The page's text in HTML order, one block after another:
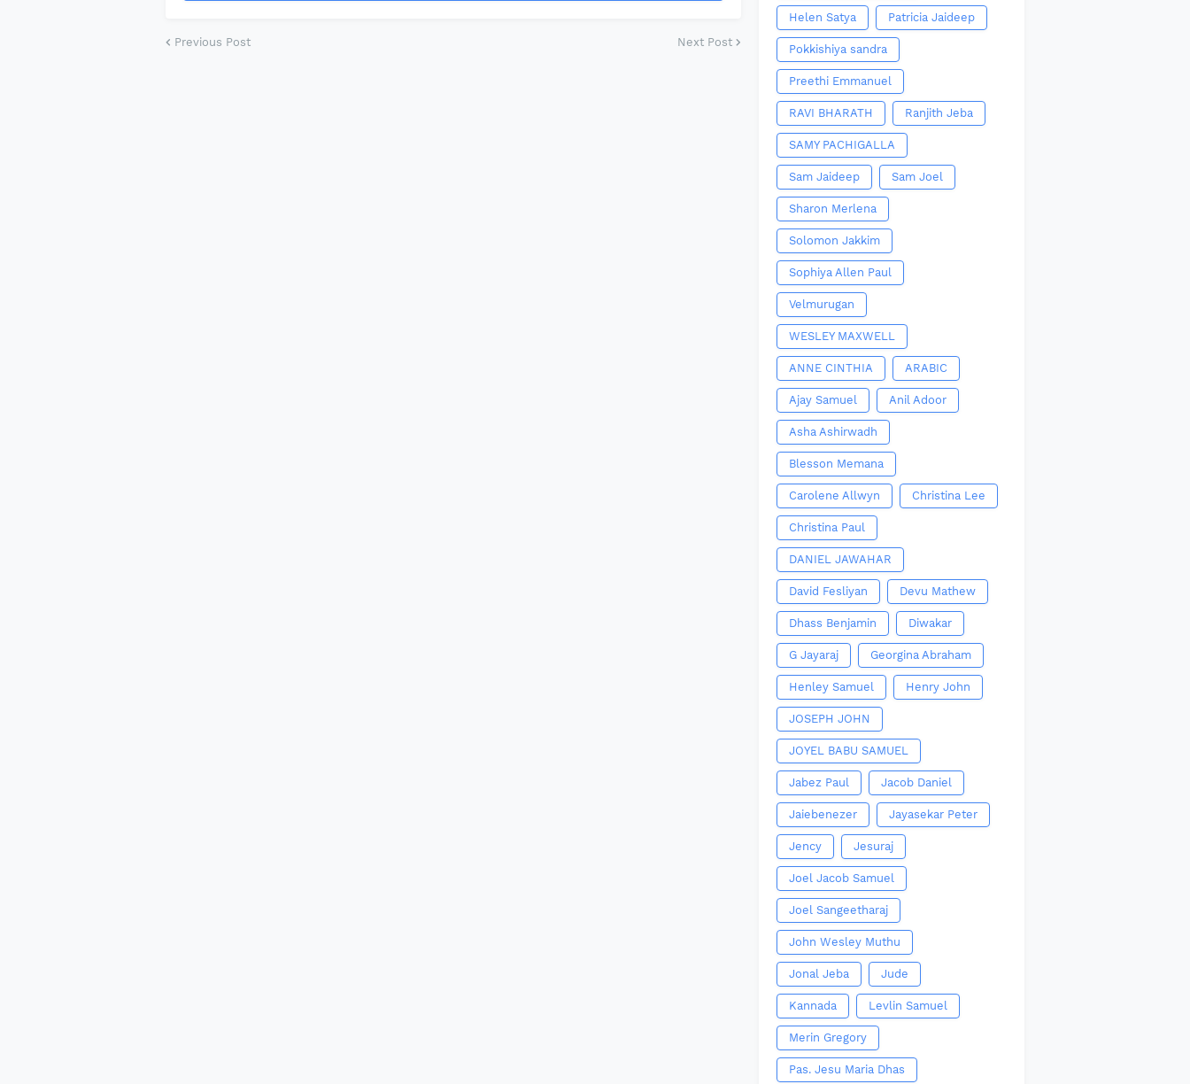
Previous Post Next Post
Helen Satya Patricia Jaideep
Pokkishiya sandra
Preethi Emmanuel
RAVI BHARATH Ranjith Jeba
SAMY PACHIGALLA
Sam Jaideep Sam Joel
Sharon Merlena
Solomon Jakkim
Sophiya Allen Paul
Velmurugan
WESLEY MAXWELL
ANNE CINTHIA ARABIC
Ajay Samuel Anil Adoor
Asha Ashirwadh
Blesson Memana
Carolene Allwyn Christina Lee
Christina Paul
DANIEL JAWAHAR
David Fesliyan Devu Mathew
Dhass Benjamin Diwakar
G Jayaraj Georgina Abraham
Henley Samuel Henry John
JOSEPH JOHN
JOYEL BABU SAMUEL
Jabez Paul Jacob Daniel
Jaiebenezer Jayasekar Peter
Jency Jesuraj
Joel Jacob Samuel
Joel Sangeetharaj
John Wesley Muthu
Jonal Jeba Jude
Kannada Levlin Samuel
Merin Gregory
Pas. Jesu Maria Dhas